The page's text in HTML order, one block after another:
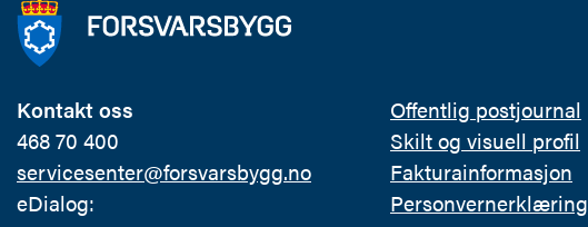
Kontakt oss
468 70 400
servicesenter@forsvarsbygg.no
eDialog:
Offentlig postjournal
Skilt og visuell profil
Fakturainformasjon
Personvernerklæring